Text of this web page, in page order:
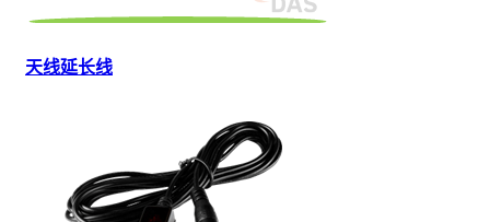
天线延长线